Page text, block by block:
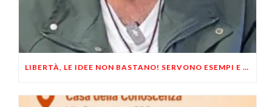
LIBERTÀ, LE IDEE NON BASTANO! SERVONO ESEMPI E UN PO’ DI COERENZA